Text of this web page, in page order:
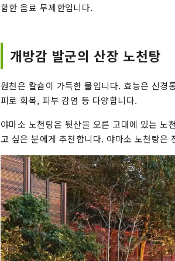
함한 음료 무제한입니다.
개방감 발군의 산장 노천탕
원천은 칼슘이 가득한 물입니다. 효능은 신
피로 회복, 피부 감염 등 다양합니다.
야마소 노천탕은 뒷산을 오른 고대에 있는 노
고 싶은 분에게 추천합니다. 야마소 노천탕은